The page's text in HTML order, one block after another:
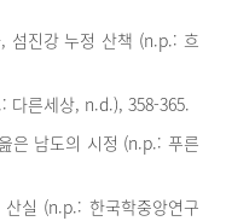
, 섬진강 누정 산책 (n.p.: 흐
다른세상, n.d.), 358-365.
은 남도의 시정 (n.p.: 푸른
실 (n.p.: 한국학중앙연구